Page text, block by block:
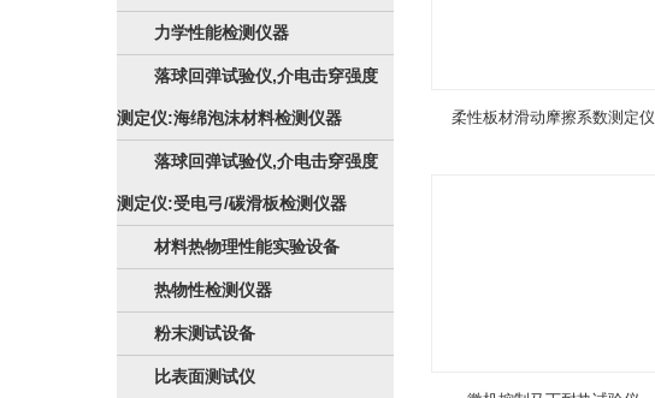
力学性能检测仪器
落球回弹试验仪,介电击穿强度
测定仪:海绵泡沫材料检测仪器
落球回弹试验仪,介电击穿强度
测定仪:受电弓/碳滑板检测仪器
材料热物理性能实验设备
热物性检测仪器
粉末测试设备
比表面测试仪
柔性板材滑动摩擦系数测定仪